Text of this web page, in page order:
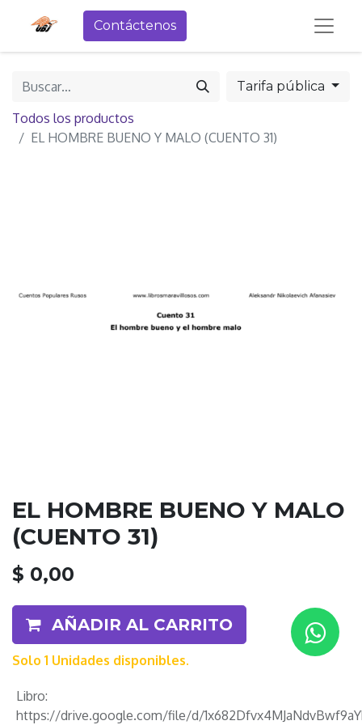
Contáctenos
Tarifa pública
Todos los productos
EL HOMBRE BUENO Y MALO (CUENTO 31)
EL HOMBRE BUENO Y MALO
(CUENTO 31)
$ 0,00
AÑADIR AL CARRITO
Solo 1 Unidades disponibles.
Libro:
https://drive.google.com/file/d/